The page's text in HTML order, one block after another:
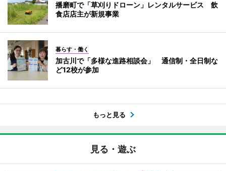
播磨町で「草刈りドローン」レンタルサービス 飲
食店店主が新規事業
暮らす・働く
加古川で「多様な進路相談会」 通信制・全日制な
ど12校が参加
もっと見る
見る・遊ぶ